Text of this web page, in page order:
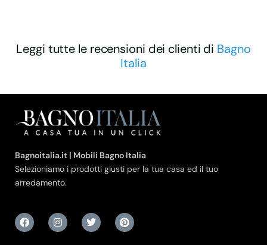
Leggi tutte le recensioni dei clienti di Bagno
Italia
Bagnoitalia.it | Mobili Bagno Italia
Selezioniamo i prodotti giusti per la tua casa ed il tuo
arredamento.